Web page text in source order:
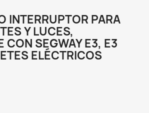
INTERRUPTOR PARA
Y LUCES,
CON SEGWAY E3, E3
ELÉCTRICOS